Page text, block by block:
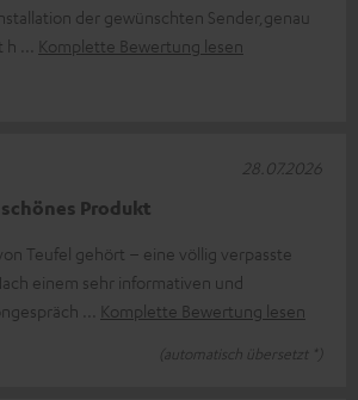
der gewünschten Sender,genau
h
Komplette Bewertung lesen
Produkt
Teufel gehört – eine völlig verpasste
einem sehr informativen und
Komplette Bewertung lesen
(automatisch übersetzt *)
28.07.2026